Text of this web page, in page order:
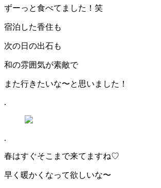
ずーっと食べてました！笑
宿泊した香住も
次の日の出石も
和の雰囲気が素敵で
また行きたいな〜と思いました！
.
.
春はすぐそこまで来てますね♡
早く暖かくなって欲しいな〜